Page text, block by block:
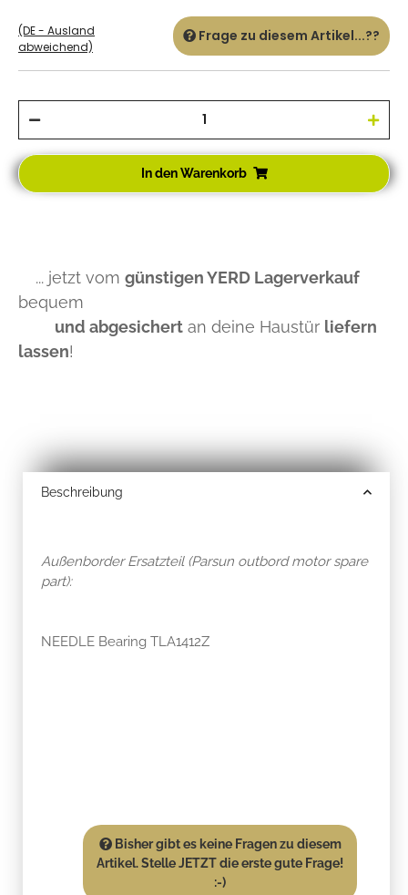
(DE - Ausland
abweichend)
Frage zu diesem Artikel...??
In den Warenkorb
... jetzt vom günstigen YERD Lagerverkauf
bequem
und abgesichert an deine Haustür liefern
lassen!
Beschreibung
Außenborder Ersatzteil (Parsun outbord motor spare
part):
NEEDLE Bearing TLA1412Z
Bisher gibt es keine Fragen zu diesem
Artikel. Stelle JETZT die erste gute Frage!
:-)